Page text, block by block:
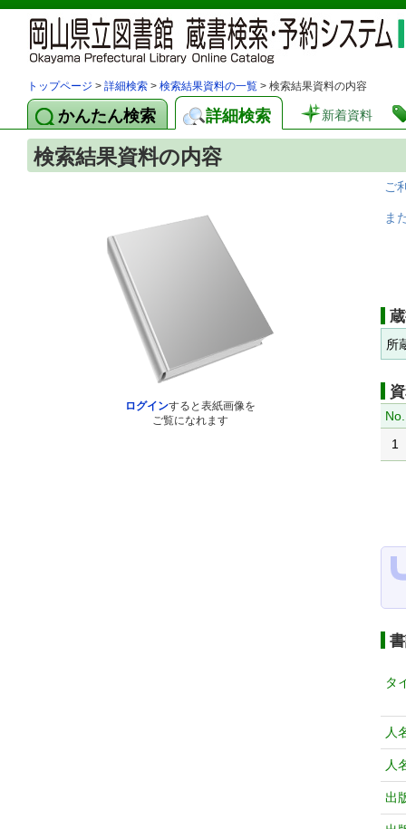
トップページ > 詳細検索 > 検索結果資料の一覧 > 検索結果資料の内容
かんたん検索 詳細検索 新着資料
検索結果資料の内容
ログインすると表紙画像を
ご覧になれます
ご
ま
所
No.
1
タ
人
人
出